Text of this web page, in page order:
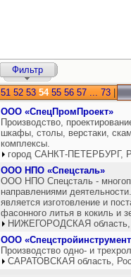
Фильтр
51 52 53 54 55 56 57 ... 73
ООО «СпецПромПроект»
Производство,
шкафы, столы, верстаки,
комплексы.
город САНКТ-ПЕТЕРБУРГ,
ООО НПО «Спецсталь»
ООО НПО Спецсталь -
направлениями
является изготовление и
фасонного литья в кокиль и
НИЖЕГОРОДСКАЯ область,
ООО
Производство одно- и
САРАТОВСКАЯ область,